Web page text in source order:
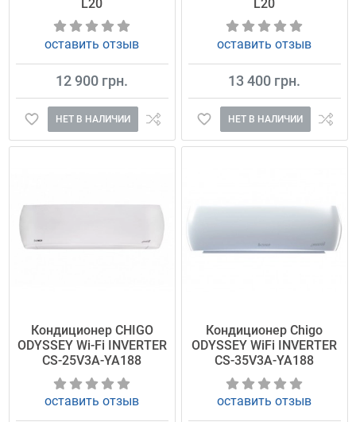
L20
оставить отзыв
12 900 грн.
НЕТ В НАЛИЧИИ
L20
оставить отзыв
13 400 грн.
НЕТ В НАЛИЧИИ
Кондиционер CHIGO
ODYSSEY Wi-Fi INVERTER
CS-25V3A-YA188
оставить отзыв
Кондиционер Chigo
ODYSSEY WiFi INVERTER
CS-35V3A-YA188
оставить отзыв